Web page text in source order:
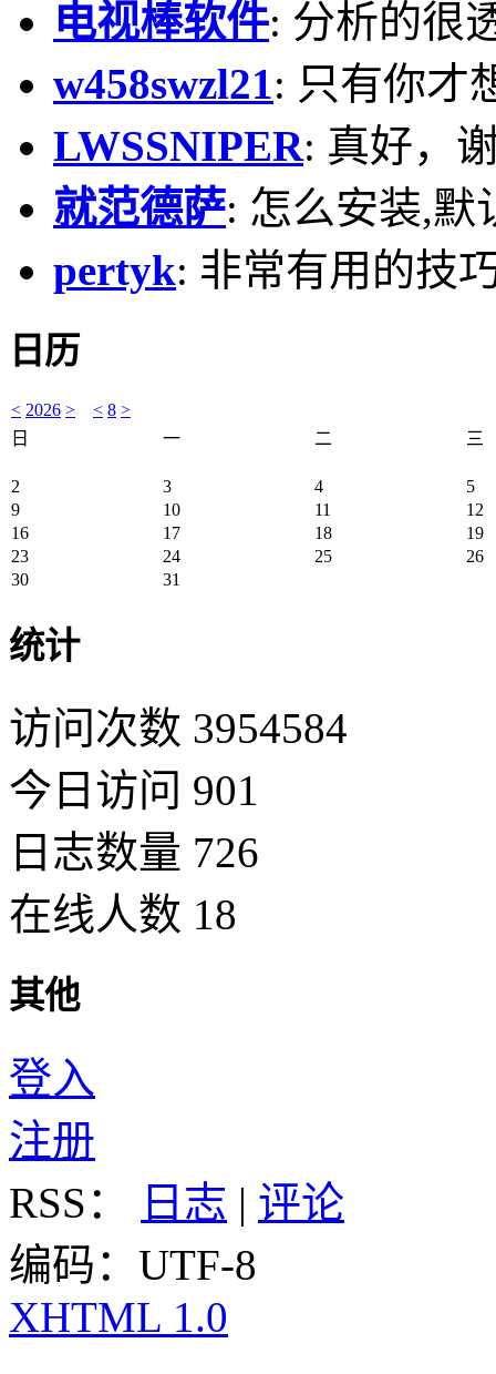
电视棒软件: 分析的很
w458swzl21 : 只有你才
LWSSNIPER: 真好，
就范德萨: 怎么安装,默
pertyk: 非常有用的技
日历
< 2026 > < 8 >
日
一 二 三
2 3 4
5
9
10 11
12
16
17 18
19
23
24 25
26
30
31
统计
访问次数 3954584
今日访问 901
日志数量 726
在线人数 18
其他
登入
注册
RSS：
日志 | 评论
编码：UTF-8
XHTML 1.0